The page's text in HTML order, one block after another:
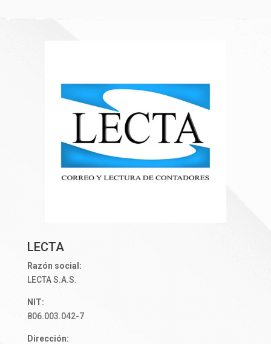
LECTA
Razón social:
LECTA S.A.S.
NIT:
806.003.042-7
Dirección: